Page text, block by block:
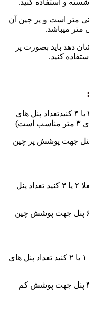
و استفاده کنید.
و صاف هر پنل 140 سانتی متر است و پر چین آن
دهد باید بصورت پر
کنید.
برای حالت پرچین عرض پنجره را بعلاوه ۳ یا ۴ کنیدتعداد پنل های
با عرض ۳ متر به ۷ یا ۸ پنل جهت پوشش پر چین
برای حالت چین متوسط عرض پنجره را بعلا ۲ یا ۳ کنید تعداد پنل
مثال:پنجره با عرض ۲/۵ متر به ۵ یا ۶ پنل جهت پوشش چین
برای حالت کم چین عرض پنجره را بعلاوه ۱ یا ۲ کنید تعداد پنل های
مثال:پنجره با عرض ۱/۶ متر به ۲ یا ۳ پنل جهت پوشش کم